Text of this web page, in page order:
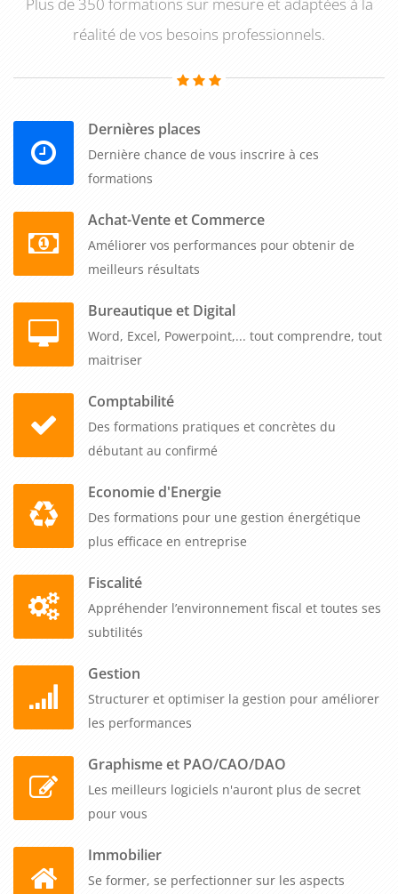
réalité de vos besoins professionnels.
Dernières places
Dernière chance de vous inscrire à ces
formations
Achat-Vente et Commerce
Améliorer vos performances pour obtenir de
meilleurs résultats
Bureautique et Digital
Word, Excel, Powerpoint,... tout comprendre, tout
maitriser
Comptabilité
Des formations pratiques et concrètes du
débutant au confirmé
Economie d'Energie
Des formations pour une gestion énergétique
plus efficace en entreprise
Fiscalité
Appréhender l’environnement fiscal et toutes ses
subtilités
Gestion
Structurer et optimiser la gestion pour améliorer
les performances
Graphisme et PAO/CAO/DAO
Les meilleurs logiciels n'auront plus de secret
pour vous
Immobilier
Se former, se perfectionner sur les aspects